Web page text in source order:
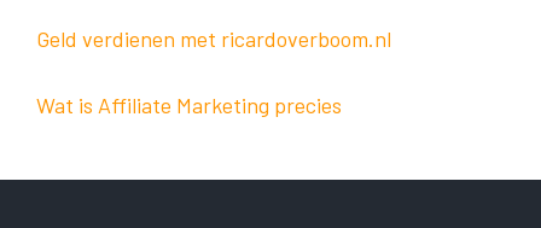
Geld verdienen met ricardoverboom.nl
Wat is Affiliate Marketing precies